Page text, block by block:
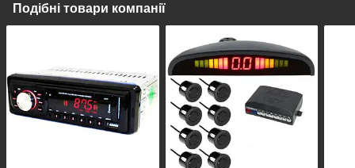
Подібні товари компанії